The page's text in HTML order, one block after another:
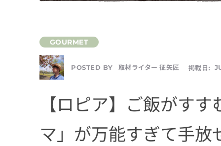
POSTED BY 取材ライター 征矢匠 掲載日:
【ロピア】ご飯がす
マ」が万能すぎて手放